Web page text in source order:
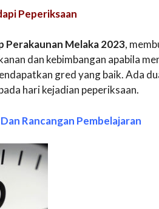
Peperiksaan
Perakaunan Melaka 2023,
dan kebimbangan apabila
gred yang baik. Ada
hari kejadian peperiksaan.
Rancangan Pembelajaran